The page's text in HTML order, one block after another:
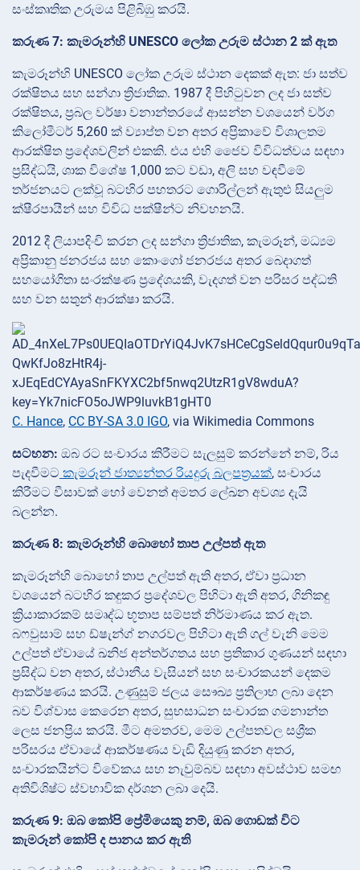
සංස්කෘතික උරුමය පිළිබිඹු කරයි.
කරුණ 7: කැමරූන්හි UNESCO ලෝක උරුම ස්ථාන 2 ක් ඇත
කැමරූන්හි UNESCO ලෝක උරුම ස්ථාන දෙකක් ඇත: ජා සත්ව
රක්ෂිතය සහ සන්ගා ත්‍රිජාතික. 1987 දී පිහිටුවන ලද ජා සත්ව
රක්ෂිතය, ප්‍රබල වර්ෂා වනාන්තරයේ ආසන්න වශයෙන් වර්ග
කිලෝමීටර් 5,260 ක් ව්‍යාප්ත වන අතර අප්‍රිකාවේ විශාලතම
ආරක්ෂිත ප්‍රදේශවලින් එකකි. එය එහි ජෛව විවිධත්වය සඳහා
ප්‍රසිද්ධයි, ශාක විශේෂ 1,000 කට වඩා, අලි සහ වඳවීමේ
තර්ජනයට ලක්වූ බටහිර පහතරට ගොරිල්ලන් ඇතුළු සියලුම
ක්ෂීරපායීන් සහ විවිධ පක්ෂීන්ට නිවහනයි.
2012 දී ලියාපදිංචි කරන ලද සන්ගා ත්‍රිජාතික, කැමරූන්, මධ්‍යම
අප්‍රිකානු ජනරජය සහ කොංගෝ ජනරජය අතර බෙදාගත්
සහයෝගිතා සංරක්ෂණ ප්‍රදේශයකි, වැදගත් වන පරිසර පද්ධති
සහ වන සතුන් ආරක්ෂා කරයි.
C. Hance, CC BY-SA 3.0 IGO, via Wikimedia Commons
සටහන: ඔබ රට සංචාරය කිරීමට සැලසුම් කරන්නේ නම්, රිය
පැදවීමට කැමරූන් ජාත්‍යන්තර රියදුරු බලපත්‍රයක්, සංචාරය
කිරීමට වීසාවක් හෝ වෙනත් අමතර ලේඛන අවශ්‍ය දැයි
බලන්න.
කරුණ 8: කැමරූන්හි බොහෝ තාප උල්පත් ඇත
කැමරූන්හි බොහෝ තාප උල්පත් ඇති අතර, ඒවා ප්‍රධාන
වශයෙන් බටහිර කඳුකර ප්‍රදේශවල පිහිටා ඇති අතර, ගිනිකඳු
ක්‍රියාකාරකම් සමෘද්ධ භූතාප සම්පත් නිර්මාණය කර ඇත.
බෆවුසාම් සහ ඩ්ෂැන්ග් නගරවල පිහිටා ඇති ගල් වැනි මෙම
උල්පත් ඒවායේ ඛනිජ අන්තර්ගතය සහ ප්‍රතිකාර ගුණයන් සඳහා
ප්‍රසිද්ධ වන අතර, ස්ථානීය වැසියන් සහ සංචාරකයන් දෙකම
ආකර්ෂණය කරයි. උණුසුම් ජලය සෞඛ්‍ය ප්‍රතිලාභ ලබා දෙන
බව විශ්වාස කෙරෙන අතර, සුභසාධන සංචාරක ගමනාන්ත
ලෙස ජනප්‍රිය කරයි. මීට අමතරව, මෙම උල්පතවල සශ්‍රීක
පරිසරය ඒවායේ ආකර්ෂණය වැඩි දියුණු කරන අතර,
සංචාරකයින්ට විවේකය සහ නැවුම්බව සඳහා අවස්ථාව සමඟ
අතිවිශිෂ්ට ස්වභාවික දර්ශන ලබා දෙයි.
කරුණ 9: ඔබ කෝපි ප්‍රේමියෙකු නම්, ඔබ ගොඩක් විට
කැමරූන් කෝපි ද පානය කර ඇති